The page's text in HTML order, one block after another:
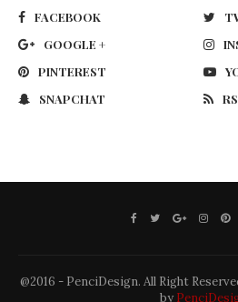
FACEBOOK
GOOGLE +
PINTEREST
SNAPCHAT
@2016 - PenciDesign. All Right
by